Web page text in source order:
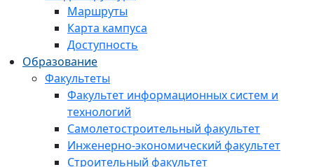
Маршруты
Карта кампуса
Доступность
Образование
Факультеты
Факультет информационных систем и
технологий
Самолетостроительный факультет
Инженерно-экономический факультет
Строительный факультет